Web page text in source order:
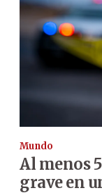
Mundo
Al menos
grave en